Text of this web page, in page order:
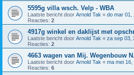
5595g villa wsch. Velp - WBA
Laatste bericht door Arnold Tak « do mar 01,
Reacties: 2
4917g winkel en daklijst met
Laatste bericht door Arnold Tak « za sep 03,
Reacties: 2
4663 wagen van Mij. Wegenbouw
Laatste bericht door Arnold Tak « ma mei 16,
Reacties: 6